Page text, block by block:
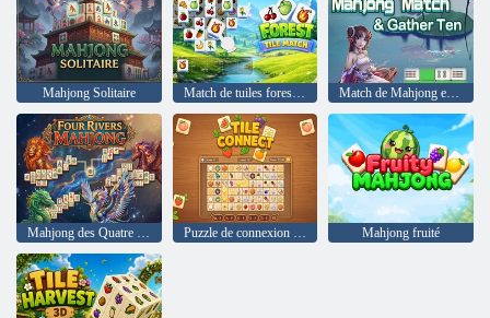
Mahjong Solitaire Match de tuiles forestières Match de Mahjong et collecte de dix
Mahjong des Quatre Rivières Puzzle de connexion de tuiles Mahjong fruité